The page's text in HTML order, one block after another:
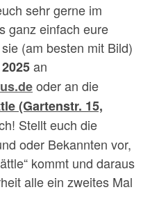
sehr gerne im
ganz einfach eure
(am besten mit Bild)
an
oder an die
(Gartenstr. 15,
Stellt euch die
oder Bekannten vor,
kommt und daraus
alle ein zweites Mal